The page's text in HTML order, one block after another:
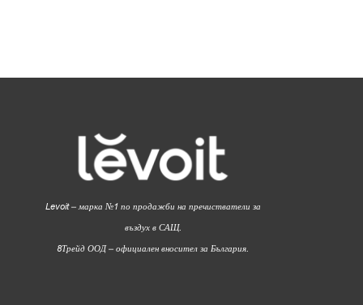
Levoit – марка №1 по продажби на пречистватели за
въздух в САЩ.
8Трейд ООД – официален вносител за България.